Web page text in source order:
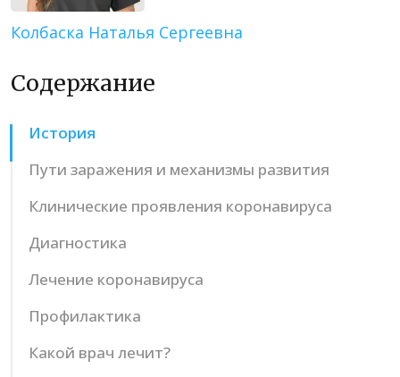
Колбаска Наталья Сергеевна
Содержание
История
Пути заражения и механизмы развития
Клинические проявления коронавируса
Диагностика
Лечение коронавируса
Профилактика
Какой врач лечит?